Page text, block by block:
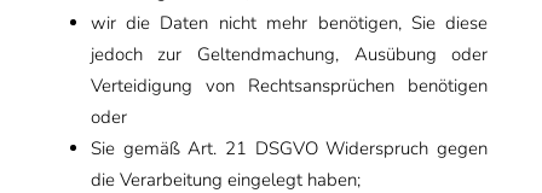
wir die Daten nicht mehr benötigen, Sie diese
jedoch zur Geltendmachung, Ausübung oder
Verteidigung von Rechtsansprüchen benötigen
oder
Sie gemäß Art. 21 DSGVO Widerspruch gegen
die Verarbeitung eingelegt haben;